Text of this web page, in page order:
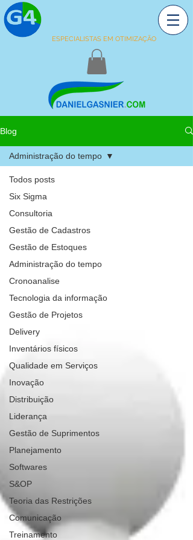
ESPECIALISTAS EM OTIMIZAÇÃO
Blog
Todos posts
Six Sigma
Consultoria
Gestão de Cadastros
Gestão de Estoques
Administração do tempo
Cronoanalise
Tecnologia da informação
Gestão de Projetos
Delivery
Inventários físicos
Qualidade em Serviços
Inovação
Distribuição
Liderança
Gestão de Suprimentos
Planejamento
Softwares
S&OP
Teoria das Restrições
Comunicação
Treinamento
Administração do tempo